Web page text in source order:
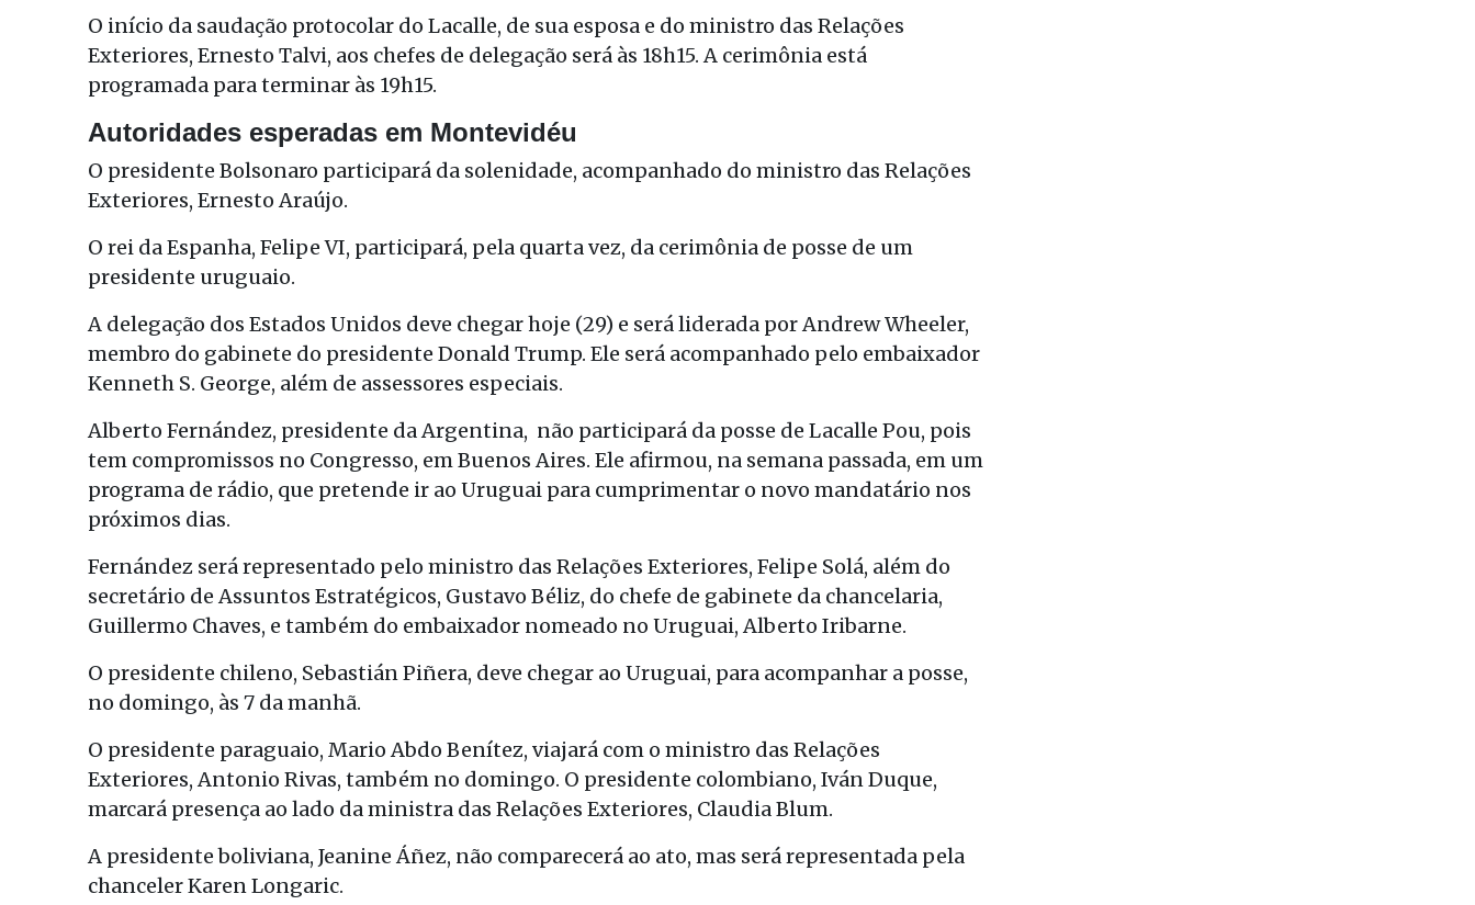
O início da saudação protocolar do Lacalle, de sua esposa e do ministro das Relações
Exteriores, Ernesto Talvi, aos chefes de delegação será às 18h15. A cerimônia está
programada para terminar às 19h15.
Autoridades esperadas em Montevidéu
O presidente Bolsonaro participará da solenidade, acompanhado do ministro das Relações
Exteriores, Ernesto Araújo.
O rei da Espanha, Felipe VI, participará, pela quarta vez, da cerimônia de posse de um
presidente uruguaio.
A delegação dos Estados Unidos deve chegar hoje (29) e será liderada por Andrew Wheeler,
membro do gabinete do presidente Donald Trump. Ele será acompanhado pelo embaixador
Kenneth S. George, além de assessores especiais.
Alberto Fernández, presidente da Argentina, não participará da posse de Lacalle Pou, pois
tem compromissos no Congresso, em Buenos Aires. Ele afirmou, na semana passada, em um
programa de rádio, que pretende ir ao Uruguai para cumprimentar o novo mandatário nos
próximos dias.
Fernández será representado pelo ministro das Relações Exteriores, Felipe Solá, além do
secretário de Assuntos Estratégicos, Gustavo Béliz, do chefe de gabinete da chancelaria,
Guillermo Chaves, e também do embaixador nomeado no Uruguai, Alberto Iribarne.
O presidente chileno, Sebastián Piñera, deve chegar ao Uruguai, para acompanhar a posse,
no domingo, às 7 da manhã.
O presidente paraguaio, Mario Abdo Benítez, viajará com o ministro das Relações
Exteriores, Antonio Rivas, também no domingo. O presidente colombiano, Iván Duque,
marcará presença ao lado da ministra das Relações Exteriores, Claudia Blum.
A presidente boliviana, Jeanine Áñez, não comparecerá ao ato, mas será representada pela
chanceler Karen Longaric.